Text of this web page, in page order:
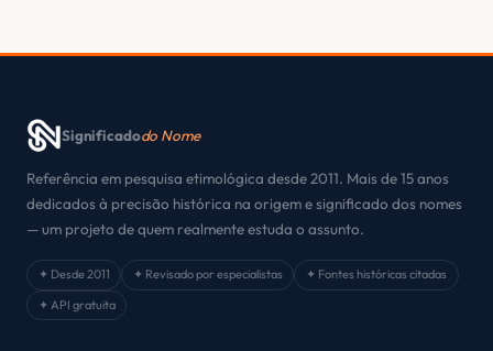
Significadodo Nome
Referência em pesquisa etimológica desde 2011. Mais de 15 anos
dedicados à precisão histórica na origem e significado dos nomes
— um projeto de quem realmente estuda o assunto.
✦ Desde 2011 ✦ Revisado por especialistas
✦ Fontes históricas citadas
✦ API gratuita